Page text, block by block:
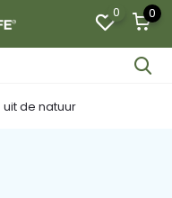
0 0
de natuur